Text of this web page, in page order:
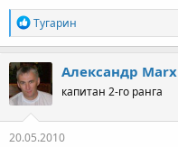
Р
е
а
к
ц
и
и
:
Тугарин
Александр Marx
капитан 2-го ранга
20.05.2010